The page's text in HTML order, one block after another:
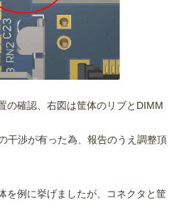
の確認、右図は筐体のリブとDIMM
干渉が有った為、報告のうえ調整頂
を例に挙げましたが、コネクタと筐